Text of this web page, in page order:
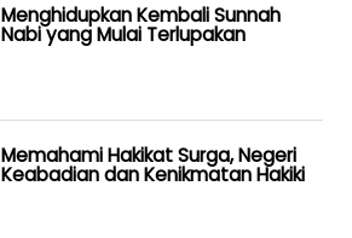
Menghidupkan Kembali Sunnah
Nabi yang Mulai Terlupakan
Memahami Hakikat Surga, Negeri
Keabadian dan Kenikmatan Hakiki